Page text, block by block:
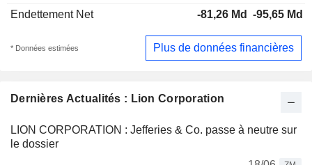
Dernières Actualités : Lion Corporation
LION CORPORATION : Jefferies & Co. passe à neutre sur
le dossier
Endettement Net
-81,26 Md -95,65 Md
* Données estimées Plus de données financières